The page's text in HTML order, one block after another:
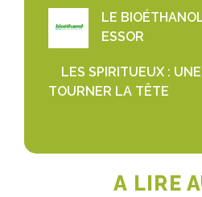
LE
ESSOR
LES SPIRITUEUX :
TOURNER LA TÊTE
A LIRE